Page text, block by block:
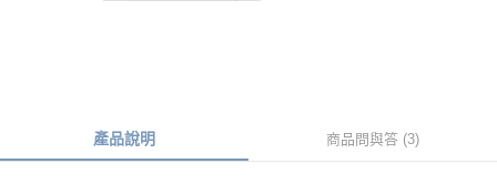
產品說明 商品問與答 (3)